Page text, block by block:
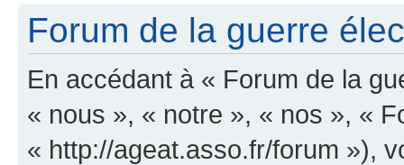
Forum de la guerre
En accédant à « Forum de la
« nous », « notre », « nos », «
« http://ageat.asso.fr/forum »),